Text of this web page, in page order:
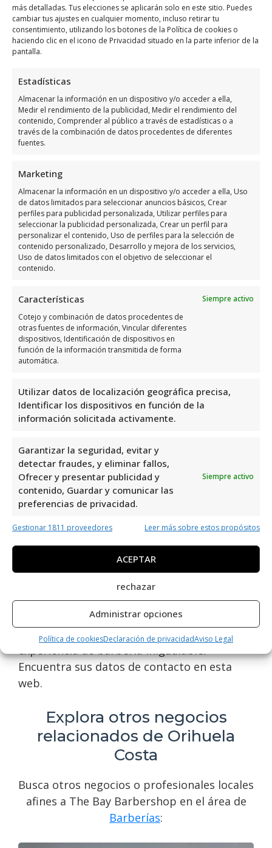
más detalladas. Tus elecciones se aplicarán solo en este sitio. Puedes
cambiar tus ajustes en cualquier momento, incluso retirar tu
consentimiento, utilizando los botones de la Política de cookies o
haciendo clic en el icono de Privacidad situado en la parte inferior de la
pantalla.
Estadísticas
Almacenar la información en un dispositivo y/o acceder a ella,
Medir el rendimiento de la publicidad, Medir el rendimiento del
contenido, Comprender al público a través de estadísticas o a
través de la combinación de datos procedentes de diferentes
fuentes.
Marketing
Almacenar la información en un dispositivo y/o acceder a ella, Uso
de datos limitados para seleccionar anuncios básicos, Crear
perfiles para publicidad personalizada, Utilizar perfiles para
seleccionar la publicidad personalizada, Crear un perfil para
personalizar el contenido, Uso de perfiles para la selección de
contenido personalizado, Desarrollo y mejora de los servicios,
Uso de datos limitados con el objetivo de seleccionar el
contenido.
Características
Siempre activo
Cotejo y combinación de datos procedentes de
otras fuentes de información, Vincular diferentes
dispositivos, Identificación de dispositivos en
función de la información transmitida de forma
automática.
Utilizar datos de localización geográfica precisa,
Identificar los dispositivos en función de la
información solicitada activamente.
Garantizar la seguridad, evitar y
detectar fraudes, y eliminar fallos,
Ofrecer y presentar publicidad y
contenido, Guardar y comunicar las
preferencias de privacidad.
Siempre activo
Gestionar 1811 proveedores Leer más sobre estos propósitos
ACEPTAR
rechazar
Administrar opciones
Política de cookiesDeclaración de privacidadAviso Legal
Horario de servicio de The Bay
Barbershop
Martes
9:30 a 17:30
Miércoles
9:30 a 17:30
Jueves
Domingo
Cerrado
Opiniones y datos extra
sobre The Bay Barbershop
excepcional para aquellos que buscan un
corte de cabello de calidad en Orihuela
Costa. Con una valoración de 4.8 y 59
reseñas, es evidente que sus clientes están
reciben. Ubicado en el Edificio Faro, 13, C.
del Mar, en Cabo Roig, Alicante, este
establecimiento se destaca en el área de
al detalle. ¡Una visita obligada para quienes
valoran su imagen personal!
The Bay Barbershop es uno de los mejores
Ofrecen una amplia gama de servicios de
barba y mucho más. Su equipo de barberos
altamente capacitados garantiza un servicio
excepcional y personalizado para cada
cliente. ¡Contáctalos hoy para una
Encuentra sus datos de contacto en esta
web.
Explora otros negocios
relacionados de Orihuela
Costa
Busca otros negocios o profesionales locales
afines a The Bay Barbershop en el área de
Barberías: